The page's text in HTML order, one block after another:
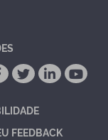
FEEDBACK